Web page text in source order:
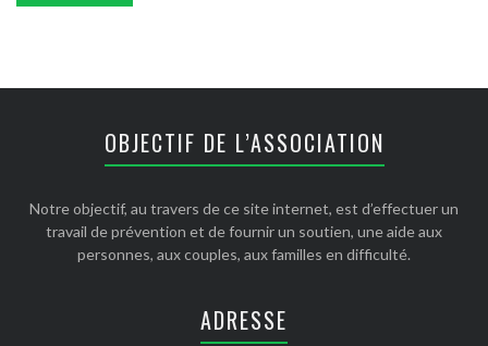
OBJECTIF DE L’ASSOCIATION
Notre objectif, au travers de ce site internet, est d’effectuer un
travail de prévention et de fournir un soutien, une aide aux
personnes, aux couples, aux familles en difficulté.
ADRESSE